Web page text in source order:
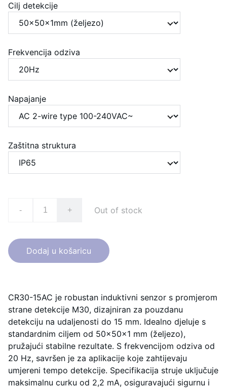
Cilj detekcije
Frekvencija odziva
Napajanje
Zaštitna struktura
- + Out of stock
Dodaj u košaricu
CR30-15AC je robustan induktivni senzor s promjerom
strane detekcije M30, dizajniran za pouzdanu
detekciju na udaljenosti do 15 mm. Idealno djeluje s
standardnim ciljem od 50×50×1 mm (željezo),
pružajući stabilne rezultate. S frekvencijom odziva od
20 Hz, savršen je za aplikacije koje zahtijevaju
umjereni tempo detekcije. Specifikacija struje uključuje
maksimalnu curku od 2,2 mA, osiguravajući sigurnu i